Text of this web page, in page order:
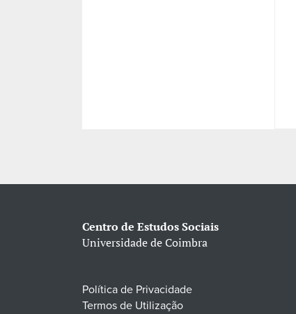
Centro de Estudos Sociais
Universidade de Coimbra
Política de Privacidade
Termos de Utilização